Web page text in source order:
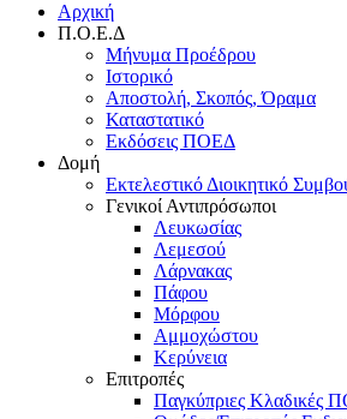
Αρχική
Π.Ο.Ε.Δ
Μήνυμα Προέδρου
Ιστορικό
Αποστολή, Σκοπός, Όραμα
Καταστατικό
Εκδόσεις ΠΟΕΔ
Δομή
Εκτελεστικό Διοικητικό
Γενικοί Αντιπρόσωποι
Λευκωσίας
Λεμεσού
Λάρνακας
Πάφου
Μόρφου
Αμμοχώστου
Κερύνεια
Επιτροπές
Παγκύπριες Κλαδικές